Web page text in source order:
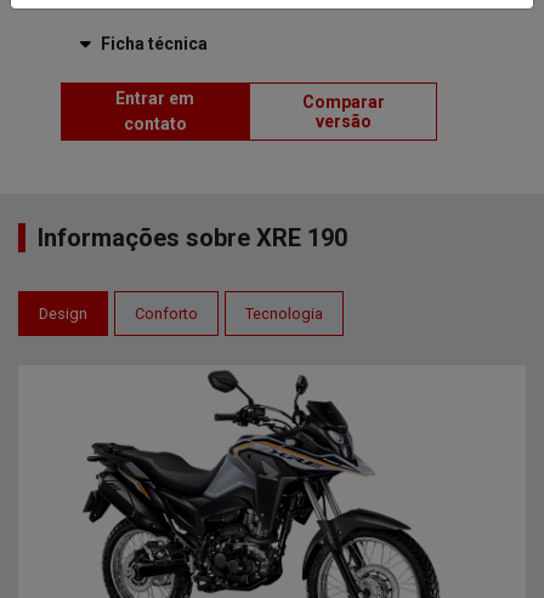
Ficha técnica
Entrar em
contato
Comparar
versão
Informações sobre XRE 190
Design Conforto Tecnologia